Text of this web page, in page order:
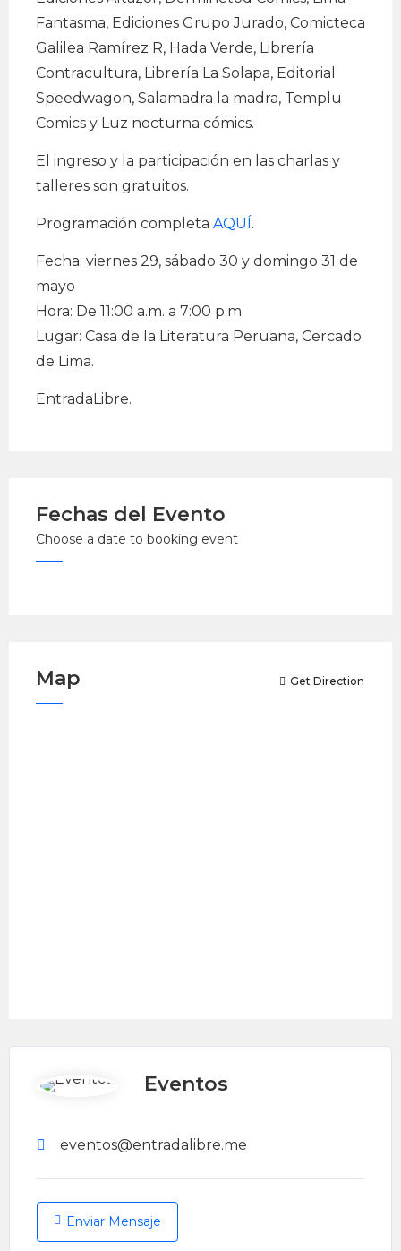
Fantasma, Ediciones Grupo Jurado, Comicteca
Galilea Ramírez R, Hada Verde, Librería
Contracultura, Librería La Solapa, Editorial
Speedwagon, Salamadra la madra, Templu
Comics y Luz nocturna cómics.
El ingreso y la participación en las charlas y
talleres son gratuitos.
Programación completa AQUÍ.
Fecha: viernes 29, sábado 30 y domingo 31 de
mayo
Hora: De 11:00 a.m. a 7:00 p.m.
Lugar: Casa de la Literatura Peruana, Cercado
de Lima.
EntradaLibre.
Fechas del Evento
Choose a date to booking event
Map Get Direction
Eventos
eventos@entradalibre.me
Enviar Mensaje